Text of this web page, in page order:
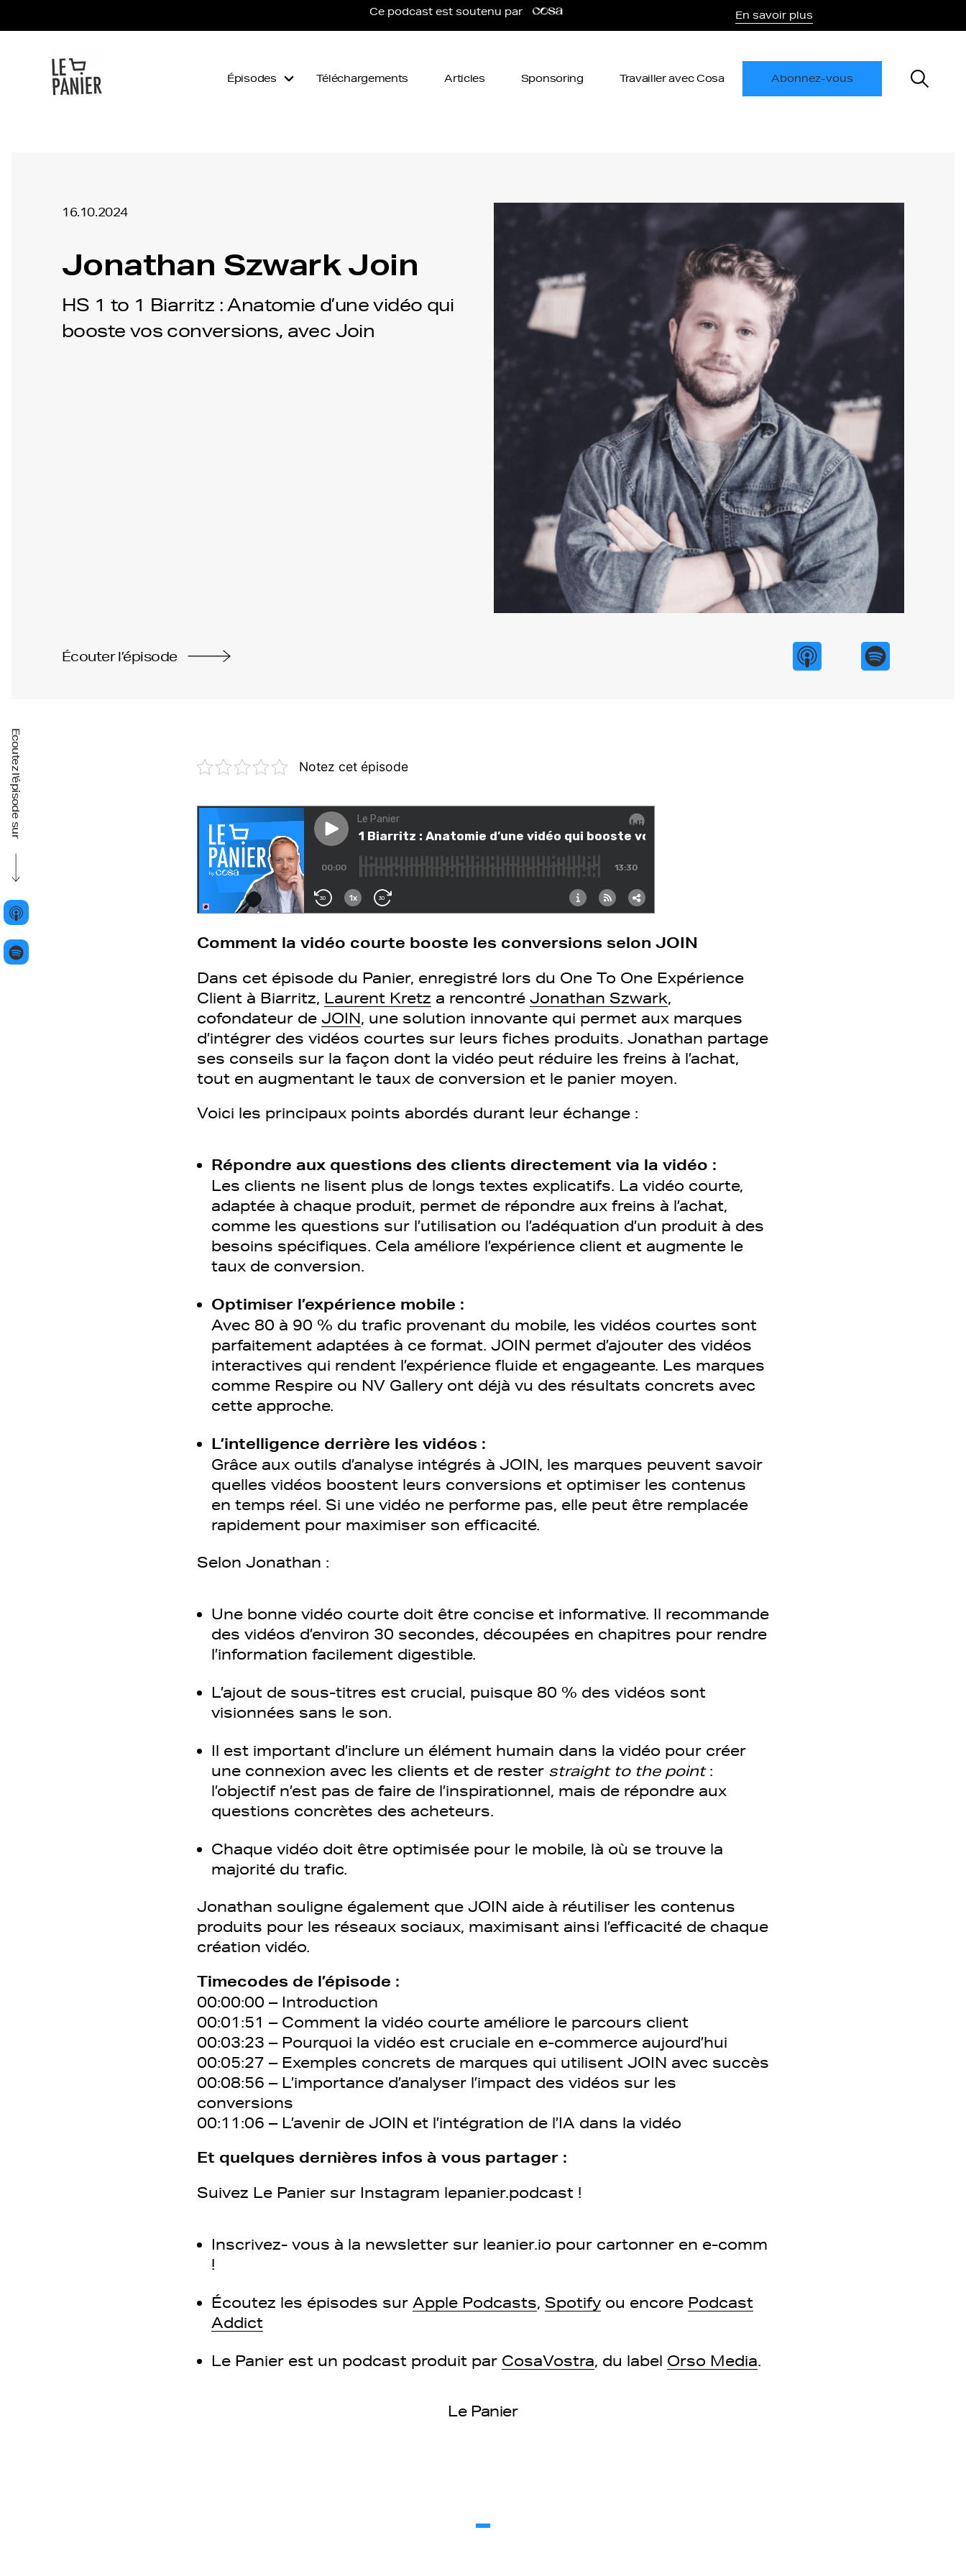
Ce podcast est soutenu par En savoir plus
Épisodes Téléchargements Articles Sponsoring Travailler avec Cosa Abonnez-vous
16.10.2024
Jonathan Szwark Join
HS 1 to 1 Biarritz : Anatomie d’une vidéo qui
booste vos conversions, avec Join
Écouter l’épisode
Ecoutez l'épisode sur Notez cet épisode
Comment la vidéo courte booste les conversions selon JOIN
Dans cet épisode du Panier, enregistré lors du One To One Expérience
Client à Biarritz, Laurent Kretz a rencontré Jonathan Szwark,
cofondateur de JOIN, une solution innovante qui permet aux marques
d’intégrer des vidéos courtes sur leurs fiches produits. Jonathan partage
ses conseils sur la façon dont la vidéo peut réduire les freins à l’achat,
tout en augmentant le taux de conversion et le panier moyen.
Voici les principaux points abordés durant leur échange :
Répondre aux questions des clients directement via la vidéo :
Les clients ne lisent plus de longs textes explicatifs. La vidéo courte,
adaptée à chaque produit, permet de répondre aux freins à l’achat,
comme les questions sur l’utilisation ou l’adéquation d’un produit à des
besoins spécifiques. Cela améliore l’expérience client et augmente le
taux de conversion.
Optimiser l’expérience mobile :
Avec 80 à 90 % du trafic provenant du mobile, les vidéos courtes sont
parfaitement adaptées à ce format. JOIN permet d’ajouter des vidéos
interactives qui rendent l’expérience fluide et engageante. Les marques
comme Respire ou NV Gallery ont déjà vu des résultats concrets avec
cette approche.
L’intelligence derrière les vidéos :
Grâce aux outils d’analyse intégrés à JOIN, les marques peuvent savoir
quelles vidéos boostent leurs conversions et optimiser les contenus
en temps réel. Si une vidéo ne performe pas, elle peut être remplacée
rapidement pour maximiser son efficacité.
Selon Jonathan :
Une bonne vidéo courte doit être concise et informative. Il recommande
des vidéos d’environ 30 secondes, découpées en chapitres pour rendre
l’information facilement digestible.
L’ajout de sous-titres est crucial, puisque 80 % des vidéos sont
visionnées sans le son.
Il est important d’inclure un élément humain dans la vidéo pour créer
une connexion avec les clients et de rester straight to the point:
l’objectif n’est pas de faire de l’inspirationnel, mais de répondre aux
questions concrètes des acheteurs.
Chaque vidéo doit être optimisée pour le mobile, là où se trouve la
majorité du trafic.
Jonathan souligne également que JOIN aide à réutiliser les contenus
produits pour les réseaux sociaux, maximisant ainsi l’efficacité de chaque
création vidéo.
Timecodes de l’épisode :
00:00:00 – Introduction
00:01:51 – Comment la vidéo courte améliore le parcours client
00:03:23 – Pourquoi la vidéo est cruciale en e-commerce aujourd’hui
00:05:27 – Exemples concrets de marques qui utilisent JOIN avec succès
00:08:56 – L’importance d’analyser l’impact des vidéos sur les
conversions
00:11:06 – L’avenir de JOIN et l’intégration de l’IA dans la vidéo
Et quelques dernières infos à vous partager :
Suivez Le Panier sur Instagram lepanier.podcast !
Inscrivez- vous à la newsletter sur leanier.io pour cartonner en e-comm
!
Écoutez les épisodes sur Apple Podcasts, Spotify ou encore Podcast
Addict
Le Panier est un podcast produit par CosaVostra, du label Orso Media.
Le Panier